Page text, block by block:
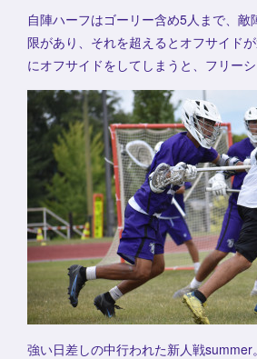
自陣ハーフはゴーリー含め5人まで、敵
限があり、それを超えるとオフサイド
にオフサイドをしてしまうと、フリーシ
強い日差しの中行われた新人戦